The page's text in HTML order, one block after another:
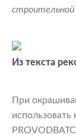
строительной
Из текста
При
использовать